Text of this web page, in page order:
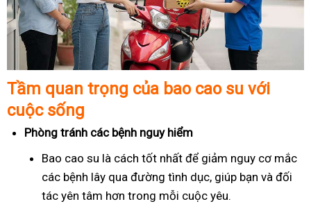
Tầm quan trọng của bao cao su với
cuộc sống
Phòng tránh các bệnh nguy hiểm
Bao cao su là cách tốt nhất để giảm nguy cơ mắc
các bệnh lây qua đường tình dục, giúp bạn và đối
tác yên tâm hơn trong mỗi cuộc yêu.